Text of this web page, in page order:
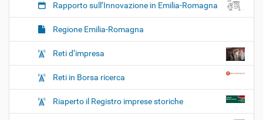
Rapporto sull’Innovazione in Emilia-Romagna
Regione Emilia-Romagna
Reti d’impresa
Reti in Borsa ricerca
Riaperto il Registro imprese storiche